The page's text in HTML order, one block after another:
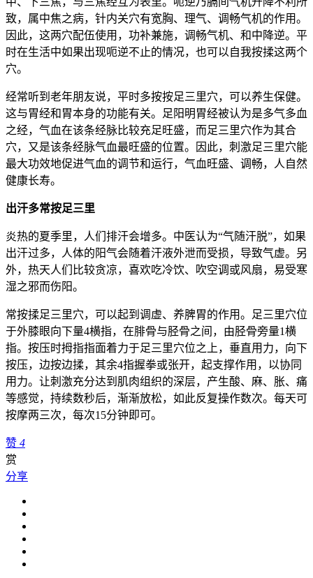
致，属中焦之病，针内关穴有宽胸、理气、调畅气机的作用。
因此，这两穴配伍使用，功补兼施，调畅气机、和中降逆。平
时在生活中如果出现呃逆不止的情况，也可以自我按揉这两个
穴。
经常听到老年朋友说，平时多按按足三里穴，可以养生保健。
这与胃经和胃本身的功能有关。足阳明胃经被认为是多气多血
之经，气血在该条经脉比较充足旺盛，而足三里穴作为其合
穴，又是该条经脉气血最旺盛的位置。因此，刺激足三里穴能
最大功效地促进气血的调节和运行，气血旺盛、调畅，人自然
健康长寿。
出汗多常按足三里
炎热的夏季里，人们排汗会增多。中医认为“气随汗脱”，如果
出汗过多，人体的阳气会随着汗液外泄而受损，导致气虚。另
外，热天人们比较贪凉，喜欢吃冷饮、吹空调或风扇，易受寒
湿之邪而伤阳。
常按揉足三里穴，可以起到调虚、养脾胃的作用。足三里穴位
于外膝眼向下量4横指，在腓骨与胫骨之间，由胫骨旁量1横
指。按压时拇指指面着力于足三里穴位之上，垂直用力，向下
按压，边按边揉，其余4指握拳或张开，起支撑作用，以协同
用力。让刺激充分达到肌肉组织的深层，产生酸、麻、胀、痛
等感觉，持续数秒后，渐渐放松，如此反复操作数次。每天可
按摩两三次，每次15分钟即可。
赞 4
赏
分享